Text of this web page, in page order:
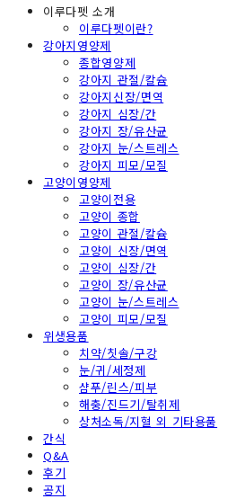
이루다펫 소개
이루다펫이란?
강아지영양제
종합영양제
강아지 관절/칼슘
강아지신장/면역
강아지 심장/간
강아지 장/유산균
강아지 눈/스트레스
강아지 피모/모질
고양이영양제
고양이전용
고양이 종합
고양이 관절/칼슘
고양이 신장/면역
고양이 심장/간
고양이 장/유산균
고양이 눈/스트레스
고양이 피모/모질
위생용품
치약/칫솔/구강
눈/귀/세정제
샴푸/린스/피부
해충/진드기/탈취제
상처소독/지혈 외 기타용품
간식
Q&A
후기
공지